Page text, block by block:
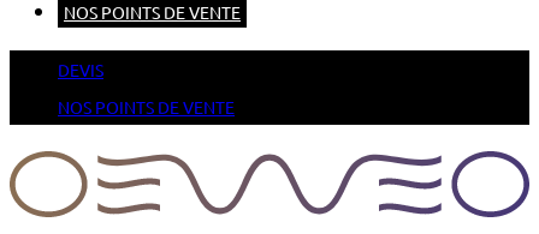
NOS POINTS DE VENTE
DEVIS
NOS POINTS DE VENTE